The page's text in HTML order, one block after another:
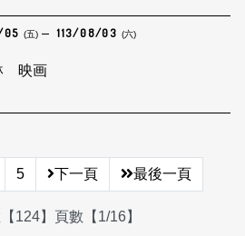
05 (五) 113/08/03 (六)
映画
5 下一頁 最後一頁
124】頁數【1/16】